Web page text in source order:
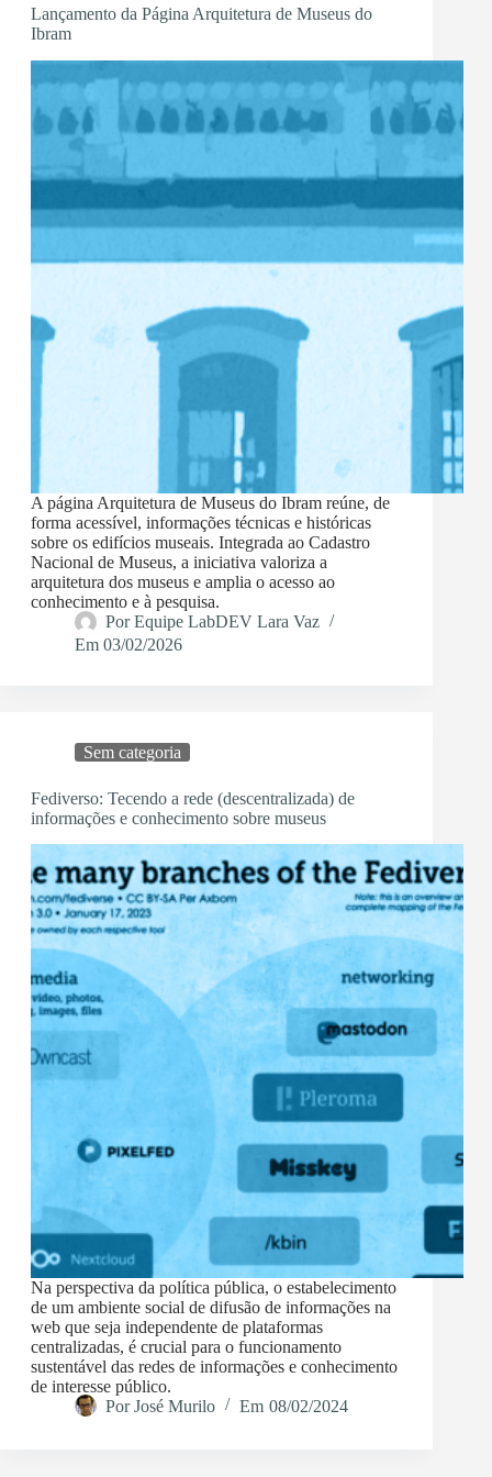
Lançamento da Página Arquitetura de Museus do
Ibram
A página Arquitetura de Museus do Ibram reúne, de
forma acessível, informações técnicas e históricas
sobre os edifícios museais. Integrada ao Cadastro
Nacional de Museus, a iniciativa valoriza a
arquitetura dos museus e amplia o acesso ao
conhecimento e à pesquisa.
Por Equipe LabDEV Lara Vaz
Em 03/02/2026
Sem categoria
Fediverso: Tecendo a rede (descentralizada) de
informações e conhecimento sobre museus
Na perspectiva da política pública, o estabelecimento
de um ambiente social de difusão de informações na
web que seja independente de plataformas
centralizadas, é crucial para o funcionamento
sustentável das redes de informações e conhecimento
de interesse público.
Por José Murilo Em 08/02/2024